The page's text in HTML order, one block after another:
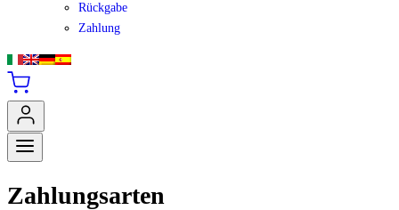
Rückgabe
Zahlung
Zahlungsarten